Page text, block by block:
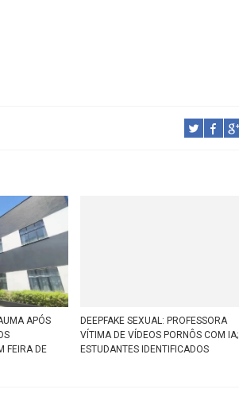
APÓS
FEIRA DE
DEEPFAKE SEXUAL: PROFESSORA
VÍTIMA DE VÍDEOS PORNÔS COM IA;
ESTUDANTES IDENTIFICADOS